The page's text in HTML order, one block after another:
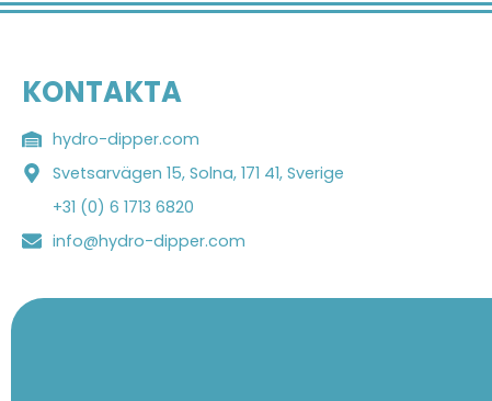
KONTAKTA
hydro-dipper.com
Svetsarvägen 15, Solna, 171 41, Sverige
+31 (0) 6 1713 6820
info@hydro-dipper.com